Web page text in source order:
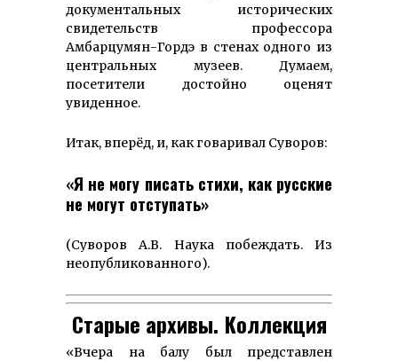
документальных исторических
свидетельств профессора
Амбарцумян-Гордэ в стенах одного из
центральных музеев. Думаем,
посетители достойно оценят
увиденное.
Итак, вперёд, и, как говаривал Суворов:
«Я не могу писать стихи, как русские
не могут отступать»
(Суворов А.В. Наука побеждать. Из
неопубликованного).
Старые архивы. Коллекция
«Вчера на балу был представлен